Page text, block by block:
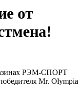
от
РЭМ-СПОРТ
Mr. Olympia